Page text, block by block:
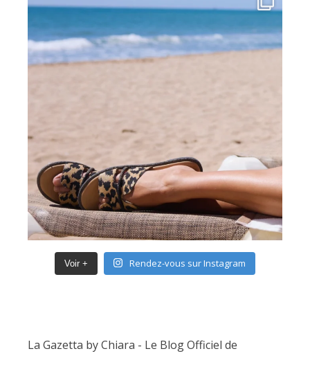
Voir + Rendez-vous sur Instagram
La Gazetta by Chiara - Le Blog Officiel de